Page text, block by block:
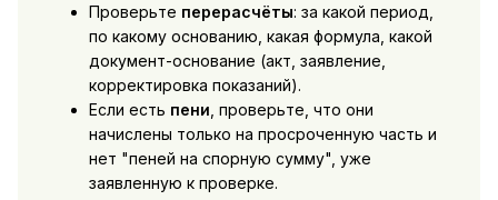
Проверьте перерасчёты: за какой период,
по какому основанию, какая формула, какой
документ-основание (акт, заявление,
корректировка показаний).
Если есть пени , проверьте, что они
начислены только на просроченную часть и
нет "пеней на спорную сумму", уже
заявленную к проверке.